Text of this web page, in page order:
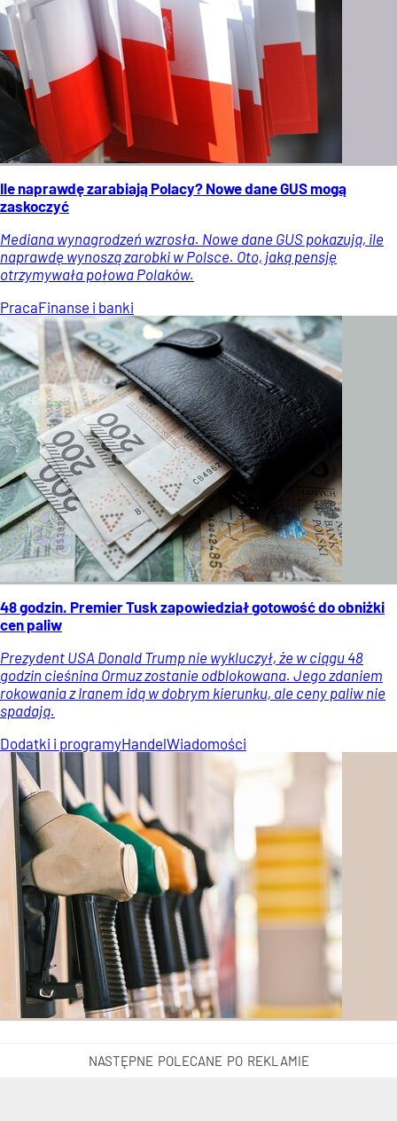
Ile naprawdę zarabiają Polacy? Nowe dane GUS mogą
zaskoczyć
Mediana wynagrodzeń wzrosła. Nowe dane GUS pokazują, ile
naprawdę wynoszą zarobki w Polsce. Oto, jaką pensję
otrzymywała połowa Polaków.
PracaFinanse i banki
48 godzin. Premier Tusk zapowiedział gotowość do obniżki
cen paliw
Prezydent USA Donald Trump nie wykluczył, że w ciągu 48
godzin cieśnina Ormuz zostanie odblokowana. Jego zdaniem
rokowania z Iranem idą w dobrym kierunku, ale ceny paliw nie
spadają.
Dodatki i programyHandelWiadomości